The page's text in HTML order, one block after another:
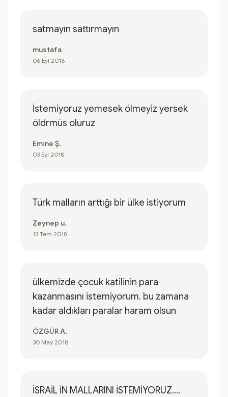
satmayın sattırmayın
mustafa
06 Eyl 2018
İstemiyoruz yemesek ölmeyiz yersek
öldrmüs oluruz
Emine Ş.
03 Eyl 2018
Türk malların arttığı bir ülke istiyorum
Zeynep u.
13 Tem 2018
ülkemizde çocuk katilinin para
kazanmasını istemiyorum. bu zamana
kadar aldıkları paralar haram olsun
ÖZGÜR A.
30 May 2018
İSRAİL İN MALLARINI İSTEMİYORUZ....